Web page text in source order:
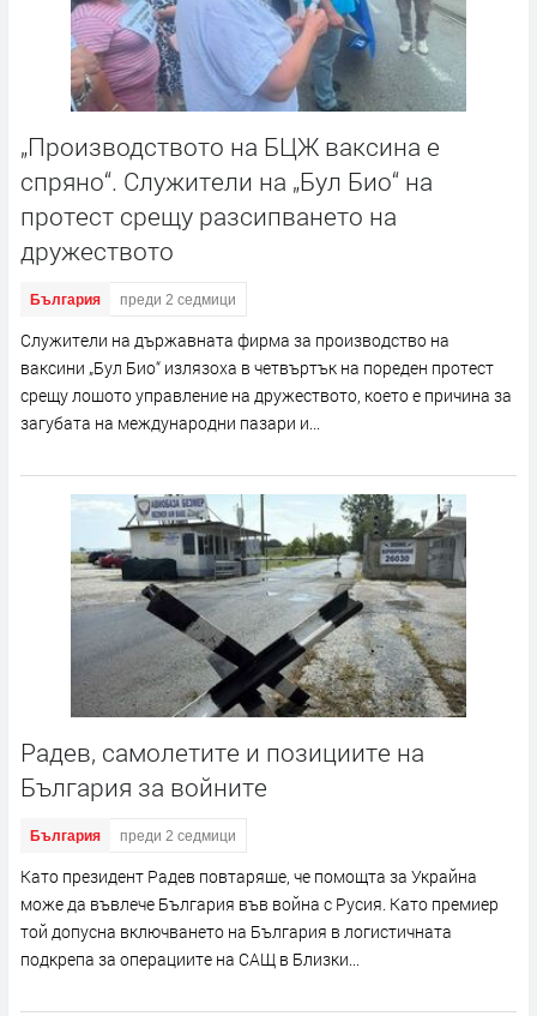
„Производството на БЦЖ ваксина е
спряно“. Служители на „Бул Био“ на
протест срещу разсипването на
дружеството
България преди 2 седмици
Служители на държавната фирма за производство на
ваксини „Бул Био“ излязоха в четвъртък на пореден протест
срещу лошото управление на дружеството, което е причина за
загубата на международни пазари и...
Радев, самолетите и позициите на
България за войните
България преди 2 седмици
Като президент Радев повтаряше, че помощта за Украйна
може да въвлече България във война с Русия. Като премиер
той допусна включването на България в логистичната
подкрепа за операциите на САЩ в Близки...